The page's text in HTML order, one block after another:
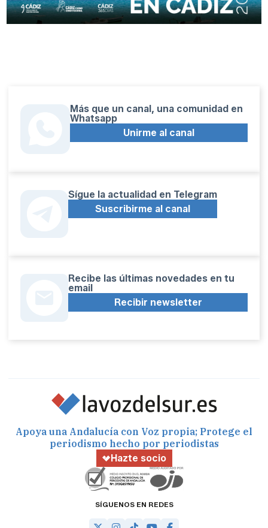
Más que un canal, una comunidad en
Whatsapp
Unirme al canal
Sígue la actualidad en Telegram
Suscribirme al canal
Recibe las últimas novedades en tu
email
Recibir newsletter
Apoya una Andalucía con Voz propia; Protege el
periodismo hecho por periodistas
Hazte socio
SÍGUENOS EN REDES